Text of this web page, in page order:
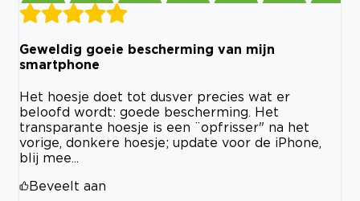
Geweldig goeie bescherming van mijn
smartphone
Het hoesje doet tot dusver precies wat er
beloofd wordt: goede bescherming. Het
transparante hoesje is een ¨opfrisser" na het
vorige, donkere hoesje; update voor de iPhone,
blij mee...
Beveelt aan